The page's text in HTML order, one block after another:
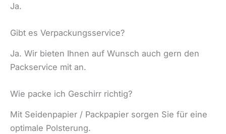
Ja.
Gibt es Verpackungsservice?
Ja. Wir bieten Ihnen auf Wunsch auch gern den
Packservice mit an.
Wie packe ich Geschirr richtig?
Mit Seidenpapier / Packpapier sorgen Sie für eine
optimale Polsterung.